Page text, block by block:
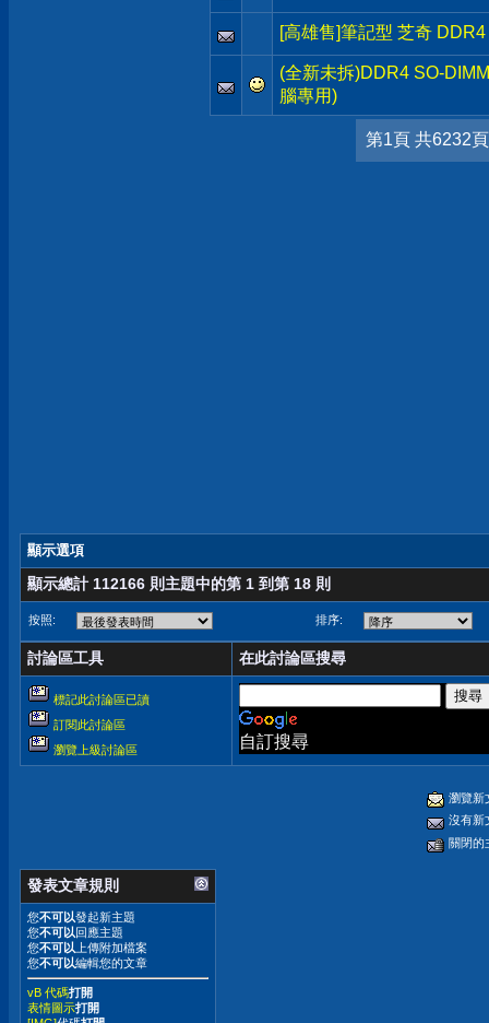
[高雄售]筆記型 芝奇
(全新未拆)DDR4 SO-
腦專用)
第1頁 共6232頁
顯示選項
顯示總計 112166 則主題中的第 1 到第 18 則
按照: 排序:
討論區工具 在此討論區搜尋
標記此討論區已讀
訂閱此討論區
瀏覽上級討論區
自訂搜尋
瀏覽新
沒有新
關閉的
發表文章規則
您不可以發起新主題
您不可以回應主題
您不可以 上傳附加檔案
您不可以編輯您的文章
vB 代碼打開
表情圖示打開